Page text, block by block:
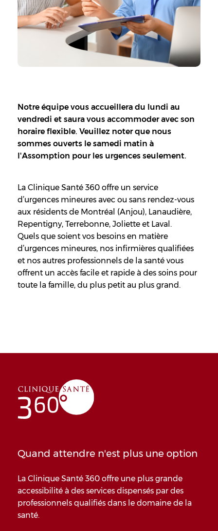
Notre équipe vous accueillera du lundi au
vendredi et saura vous accommoder avec son
horaire flexible. Veuillez noter que nous
sommes ouverts le samedi matin à
l'Assomption pour les urgences seulement.
La Clinique Santé 360 offre un service
d’urgences mineures avec ou sans rendez-vous
aux résidents de Montréal (Anjou), Lanaudière,
Repentigny, Terrebonne, Joliette et Laval.
Quels que soient vos besoins en matière
d’urgences mineures, nos infirmières qualifiées
et nos autres professionnels de la santé vous
offrent un accès facile et rapide à des soins pour
toute la famille, du plus petit au plus grand.
Quand attendre n'est plus une option
La Clinique Santé 360 offre une plus grande
accessibilité à des services dispensés par des
professionnels qualifiés dans le domaine de la
santé.